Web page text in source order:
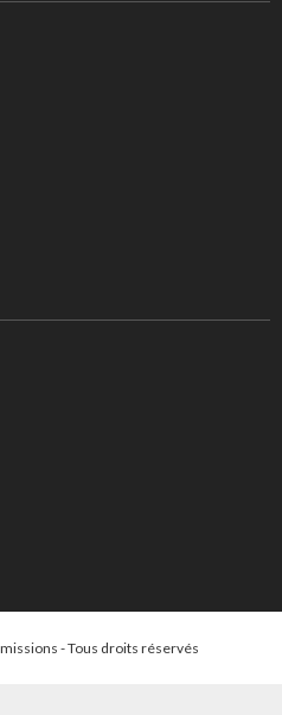
- Tous droits réservés